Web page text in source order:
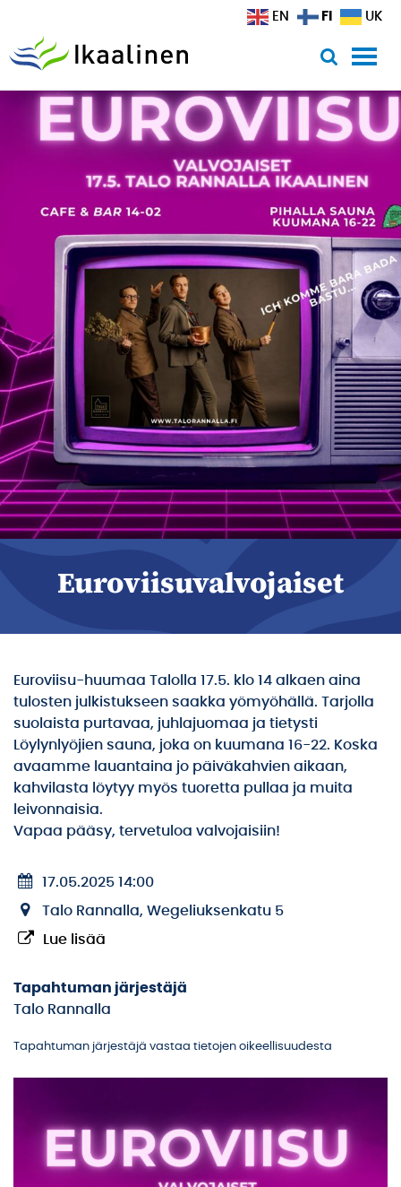
Euroviisuvalvojaiset
Euroviisu-huumaa Talolla 17.5. klo 14 alkaen aina
tulosten julkistukseen saakka yömyöhällä. Tarjolla
suolaista purtavaa, juhlajuomaa ja tietysti
Löylynlyöjien sauna, joka on kuumana 16-22. Koska
avaamme lauantaina jo päiväkahvien aikaan,
kahvilasta löytyy myös tuoretta pullaa ja muita
leivonnaisia.
Vapaa pääsy, tervetuloa valvojaisiin!
17.05.2025 14:00
Talo Rannalla, Wegeliuksenkatu 5
Lue lisää
Tapahtuman järjestäjä
Talo Rannalla
Tapahtuman järjestäjä vastaa tietojen oikeellisuudesta
EN FI UK